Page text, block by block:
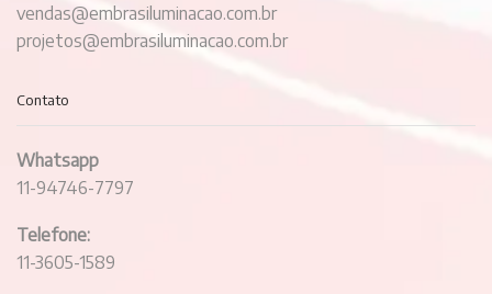
vendas@embrasiluminacao.com.br
projetos@embrasiluminacao.com.br
Contato
Whatsapp
11-94746-7797
Telefone:
11-3605-1589